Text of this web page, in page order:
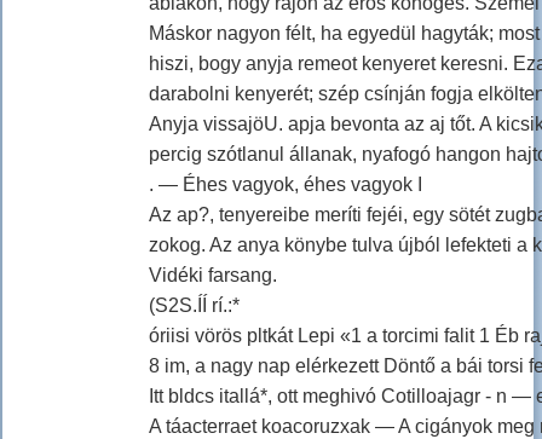
Máskor nagyon félt, ha egyedül hagyták;
hiszi, bogy anyja remeot kenyeret keresni.
darabolni kenyerét; szép csínján fogja
Anyja vissajöU. apja bevonta az aj tőt. A
percig szótlanul állanak, nyafogó hangon
. — Éhes vagyok, éhes vagyok I
Az ap?, tenyereibe meríti fejéi, egy sötét
zokog. Az anya könybe tulva újból lefekteti a
Vidéki farsang.
(S2S.ÍÍ rí.:*
óriisi vörös pltkát Lepi «1 a torcimi falit 1 Éb
8 im, a nagy nap elérkezett Döntő a bái torsi
Itt bldcs itallá*, ott meghivó Cotilloajagr - n —
A táacterraet koacoruzxak — A cigányok